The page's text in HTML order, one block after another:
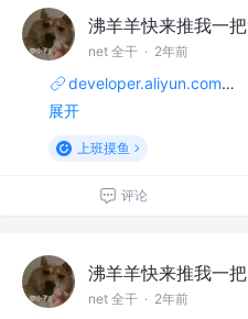
沸羊羊快来推我一把
net 全干 · 2年前
developer.aliyun.com…
展开
上班摸鱼
评论
沸羊羊快来推我一把
net 全干 · 2年前